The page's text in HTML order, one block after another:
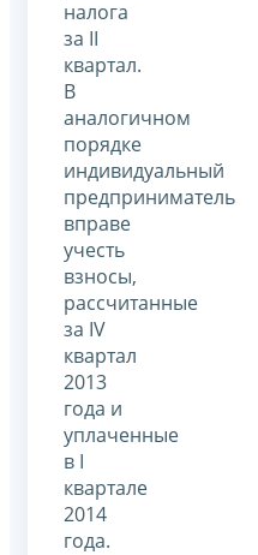
налога
за II
квартал.
В
аналогичном
порядке
индивидуальный
предприниматель
вправе
учесть
взносы,
рассчитанные
за IV
квартал
2013
года и
уплаченные
в I
квартале
2014
года.